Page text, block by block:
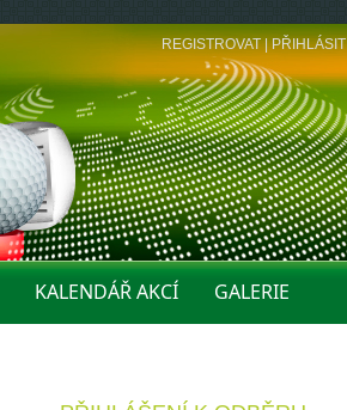
REGISTROVAT|PŘIHLÁSIT
KALENDÁŘ AKCÍ GALERIE